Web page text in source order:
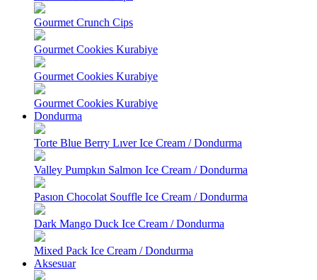
Gourmet Crunch Cips
Gourmet Cookies Kurabiye
Gourmet Cookies Kurabiye
Gourmet Cookies Kurabiye
Dondurma
Torte Blue Berry Lıver Ice Cream / Dondurma
Valley Pumpkın Salmon Ice Cream / Dondurma
Pasıon Chocolat Souffle Ice Cream / Dondurma
Dark Mango Duck Ice Cream / Dondurma
Mixed Pack Ice Cream / Dondurma
Aksesuar